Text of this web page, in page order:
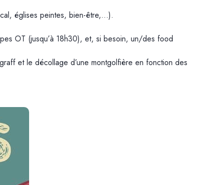
églises peintes, bien-être,…).
OT (jusqu’à 18h30), et, si besoin, un/des food
et le décollage d’une montgolfière en fonction des